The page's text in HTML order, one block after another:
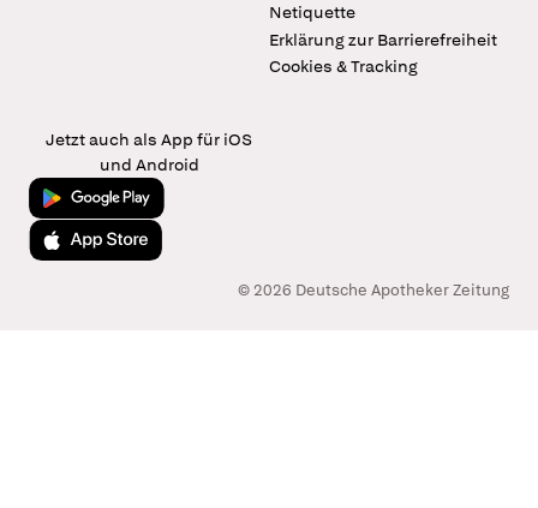
Netiquette
Erklärung zur Barrierefreiheit
Cookies & Tracking
Jetzt auch als App für iOS
und Android
Jetzt bei Google Play
Laden im App Store
© 2026 Deutsche Apotheker Zeitung